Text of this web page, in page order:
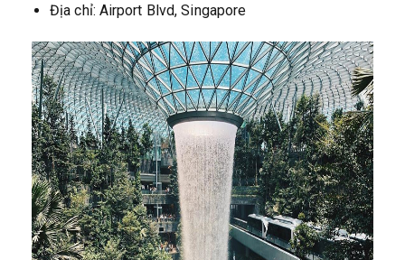
Địa chỉ: Airport Blvd, Singapore